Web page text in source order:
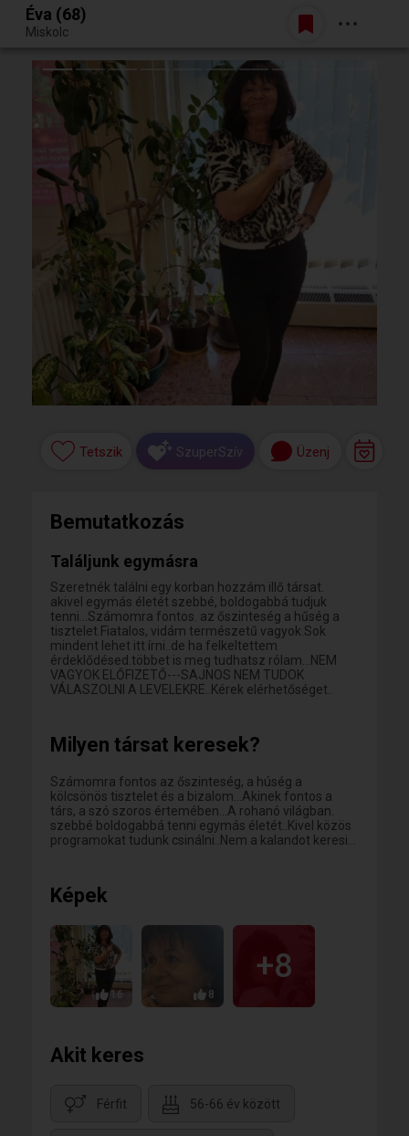
Egy jó randiból bármi lehet.
Belépés
Éva (68)
Miskolc
Tetszik SzuperSzív Üzenj
Bemutatkozás
Találjunk egymásra
Szeretnék találni egy korban hozzám illő társat.
akivel egymás életét szebbé, boldogabbá tudjuk
tenni...Számomra fontos. az őszinteség a hűség a
tisztelet.Fiatalos, vidám természetű vagyok.Sok
mindent lehet itt írni..de ha felkeltettem
érdeklődésed.többet is meg tudhatsz rólam...NEM
VAGYOK ELŐFIZETŐ---SAJNOS NEM TUDOK
VÁLASZOLNI A LEVELEKRE..Kérek elérhetőséget..
Milyen társat keresek?
Számomra fontos az őszinteség, a húség a
kölcsönös tisztelet és a bizalom...Akinek fontos a
társ, a szó szoros értemében...A rohanó világban.
szebbé boldogabbá tenni egymás életét..Kivel közös
programokat tudunk csinálni..Nem a kalandot keresi...
Képek
16 8
+8
Akit keres
Férfit 56-66 év között